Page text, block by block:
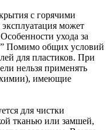
с горячими
может
ухода за
Помимо общих условий
для пластиков. При
нельзя применять
имеющие
для чистки
тканью или замшей,